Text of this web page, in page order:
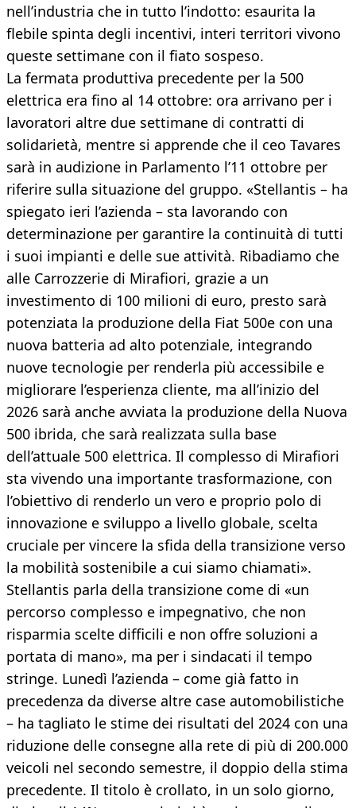
nell’industria che in tutto l’indotto: esaurita la
flebile spinta degli incentivi, interi territori vivono
queste settimane con il fiato sospeso.
La fermata produttiva precedente per la 500
elettrica era fino al 14 ottobre: ora arrivano per i
lavoratori altre due settimane di contratti di
solidarietà, mentre si apprende che il ceo Tavares
sarà in audizione in Parlamento l’11 ottobre per
riferire sulla situazione del gruppo. «Stellantis – ha
spiegato ieri l’azienda – sta lavorando con
determinazione per garantire la continuità di tutti
i suoi impianti e delle sue attività. Ribadiamo che
alle Carrozzerie di Mirafiori, grazie a un
investimento di 100 milioni di euro, presto sarà
potenziata la produzione della Fiat 500e con una
nuova batteria ad alto potenziale, integrando
nuove tecnologie per renderla più accessibile e
migliorare l’esperienza cliente, ma all’inizio del
2026 sarà anche avviata la produzione della Nuova
500 ibrida, che sarà realizzata sulla base
dell’attuale 500 elettrica. Il complesso di Mirafiori
sta vivendo una importante trasformazione, con
l’obiettivo di renderlo un vero e proprio polo di
innovazione e sviluppo a livello globale, scelta
cruciale per vincere la sfida della transizione verso
la mobilità sostenibile a cui siamo chiamati».
Stellantis parla della transizione come di «un
percorso complesso e impegnativo, che non
risparmia scelte difficili e non offre soluzioni a
portata di mano», ma per i sindacati il tempo
stringe. Lunedì l’azienda – come già fatto in
precedenza da diverse altre case automobilistiche
– ha tagliato le stime dei risultati del 2024 con una
riduzione delle consegne alla rete di più di 200.000
veicoli nel secondo semestre, il doppio della stima
precedente. Il titolo è crollato, in un solo giorno,